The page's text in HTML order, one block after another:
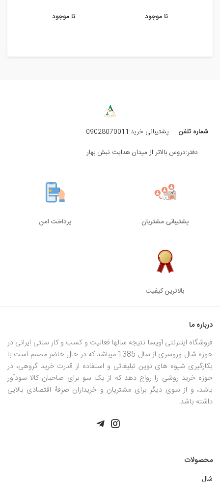
نا موجود نا موجود
شماره تلفن
پشتیبانی خرید:09028070011
دفتر:دروس بالاتر از میدان هدایت نبش بهار
پشتیبانی مشتریان پرداخت امن
بالاترین کیفیت
درباره ما
فروشگاه اینترنتی آویسا نتیجه سالها فعالیت و کسب و کار سنتی ایرانی در
حوزه شال وروسری از سال 1385 میباشد که در حال حاضر مصمم است با
بکارگیری شیوه های نوین تبلیغاتی و استفاده از قدرت خرید گروهی، در
حوزه خرید روشی را رواج دهد که از یک سو برای صاحبان کالا سودآور
باشد، و از سوی دیگر برای مشتریان و خریداران صرفۀ اقتصادی بالایی
داشته باشد.
محصولات
شال